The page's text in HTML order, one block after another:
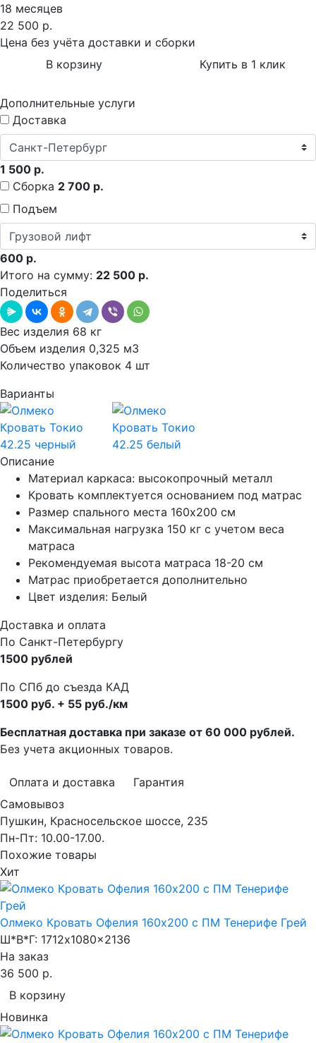
18 месяцев
22 500 р.
Цена без учёта доставки и сборки
В корзину
Купить в 1 клик
Дополнительные услуги
Доставка
1 500 р.
Сборка 2 700 р.
Подъем
600 р.
Итого на сумму: 22 500 р.
Поделиться
Вес изделия 68 кг
Объем изделия 0,325 м3
Количество упаковок 4 шт
Варианты
Описание
Материал каркаса: высокопрочный металл
Кровать комплектуется основанием под матрас
Размер спального места 160х200 см
Максимальная нагрузка 150 кг с учетом веса
матраса
Рекомендуемая высота матраса 18-20 см
Матрас приобретается дополнительно
Цвет изделия: Белый
Доставка и оплата
По Санкт-Петербургу
1500 рублей
По СПб до съезда КАД
1500 руб. + 55 руб./км
Бесплатная доставка при заказе от 60 000 рублей.
Без учета акционных товаров.
Оплата и доставка
Гарантия
Самовывоз
Пушкин, Красносельское шоссе, 235
Пн-Пт: 10.00-17.00.
Похожие товары
Хит
Олмеко Кровать Офелия 160х200 с ПМ Тенерифе Грей
Ш*В*Г: 1712x1080x2136
На заказ
36 500 р.
В корзину
Новинка